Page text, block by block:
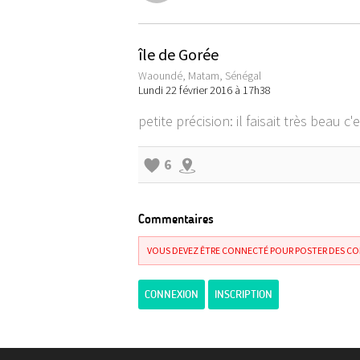
île de Gorée
Waoundé, Matam, Sénégal
Lundi 22 février 2016 à 17h38
petite précision: il faisait très beau
6
Commentaires
VOUS DEVEZ ÊTRE CONNECTÉ POUR POSTER DES
CONNEXION INSCRIPTION